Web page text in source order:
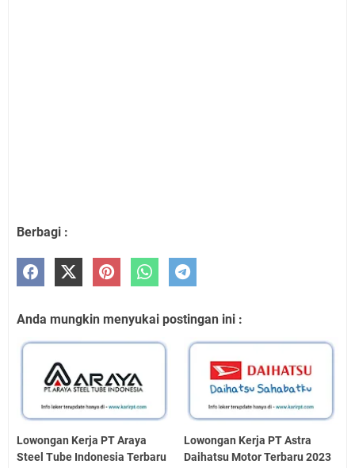
Berbagi :
Anda mungkin menyukai postingan ini :
Lowongan Kerja PT Araya
Steel Tube Indonesia Terbaru
Lowongan Kerja PT Astra
Daihatsu Motor Terbaru 2023